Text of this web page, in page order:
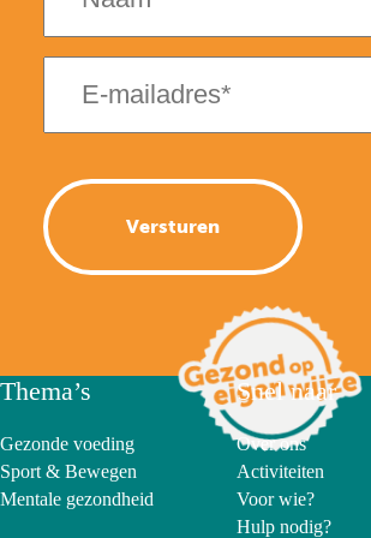
Thema’s
Gezonde voeding
Sport & Bewegen
Mentale gezondheid
Snel naar
Over ons
Activiteiten
Voor wie?
Hulp nodig?